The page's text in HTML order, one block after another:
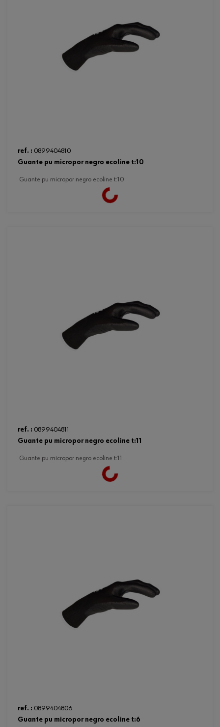
ref. : 0899404810
guante pu micropor negro ecoline t:10
guante pu micropor negro ecoline t:10
Loading...
ref. : 0899404811
guante pu micropor negro ecoline t:11
guante pu micropor negro ecoline t:11
Loading...
ref. : 0899404806
guante pu micropor negro ecoline t:6